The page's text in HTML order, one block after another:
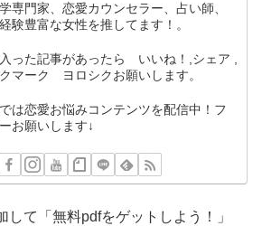
専門家、恋愛カウンセラー、占い師、
験豊富な女性を推してます！。
った記事があったら いいね！,シェア ,
マーク ヨロシクお願いします。
は恋愛お悩みコンテンツを配信中！フ
お願いします↓
して「無料pdfをゲットしよう！」